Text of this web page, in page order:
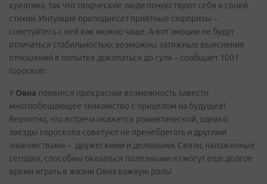
креатива, так что творческие люди почувствуют себя в своей
стихии. Интуиция преподнесет приятные сюрпризы –
советуйтесь с ней как можно чаще. А вот эмоции не будут
отличаться стабильностью: возможны затяжные выяснения
отношений в попытке докопаться до сути – сообщает 1001
Гороскоп.
У Овна появится прекрасная возможность завести
многообещающее знакомство с прицелом на будущее!
Вероятно, что встреча окажется романтической, однако
звезды гороскопа советуют не пренебрегать и другими
знакомствами – дружескими и деловыми. Связи, налаженные
сегодня, способны оказаться полезными и смогут еще долгое
время играть в жизни Овна важную роль!